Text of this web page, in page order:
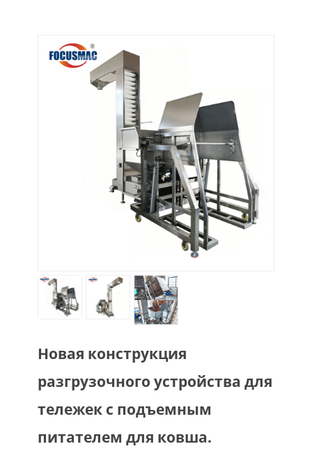
Новая конструкция
разгрузочного устройства для
тележек с подъемным
питателем для ковша.